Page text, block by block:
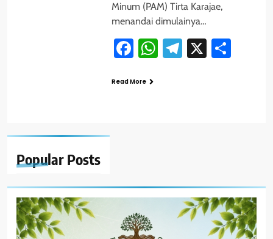
Popular Posts
Minum (PAM) Tirta Karajae,
menandai dimulainya…
Facebook
WhatsApp
Telegram
X
Read More